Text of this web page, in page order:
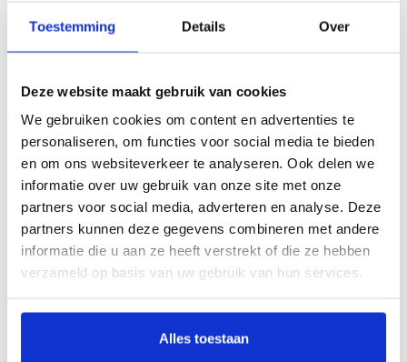
Toestemming Details Over
Deze website maakt gebruik van cookies
We gebruiken cookies om content en advertenties te
personaliseren, om functies voor social media te bieden
en om ons websiteverkeer te analyseren. Ook delen we
informatie over uw gebruik van onze site met onze
partners voor social media, adverteren en analyse. Deze
partners kunnen deze gegevens combineren met andere
informatie die u aan ze heeft verstrekt of die ze hebben
verzameld op basis van uw gebruik van hun services.
Alles toestaan
Bekijk artikel
Sale!
€7,99 €9,99
Op voorraad
Originele injecteur 28MB+
Geschikt voor diverse Sun Force
Campingaz injecteur jet IR
€9,99